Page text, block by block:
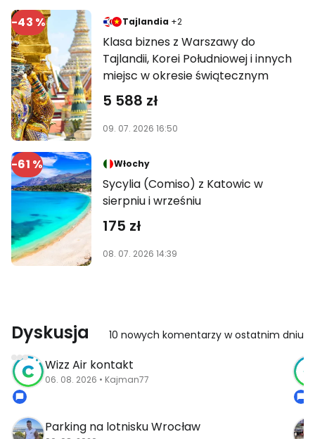
-43 % Tajlandia +2
Klasa biznes z Warszawy do
Tajlandii, Korei Południowej i innych
miejsc w okresie świątecznym
5 588 zł
09. 07. 2026 16:50
-61 % Włochy
Sycylia (Comiso) z Katowic w
sierpniu i wrześniu
175 zł
08. 07. 2026 14:39
Dyskusja 10 nowych komentarzy w ostatnim dniu
Wizz Air kontakt
06. 08. 2026 • Kajman77
Parking na lotnisku Wrocław